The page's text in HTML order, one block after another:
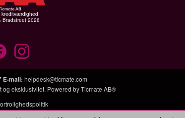
kreditværdighed
Bradstreet 2026
E-mail: helpdesk@ticmate.com
og eksklusivitet. Powered byTicmate AB®